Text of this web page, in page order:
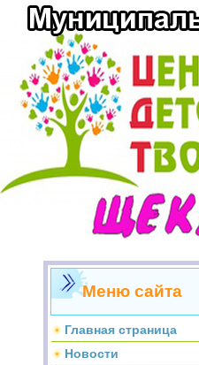
Меню сайта
Главная страница
Новости